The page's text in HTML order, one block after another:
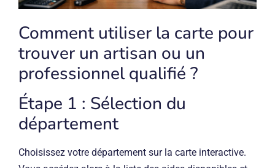
Comment utiliser la carte pour
trouver un artisan ou un
professionnel qualifié ?
Étape 1 : Sélection du
département
Choisissez votre département sur la carte interactive.